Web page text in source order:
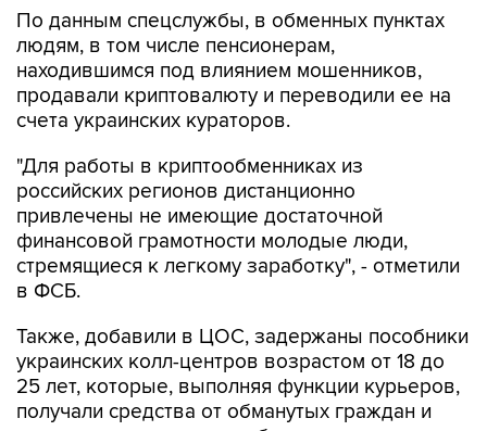
находившимся под влиянием мошенников,
продавали криптовалюту и переводили ее на
счета украинских кураторов.
"Для работы в криптообменниках из
привлечены не имеющие достаточной
финансовой грамотности молодые люди,
стремящиеся к легкому заработку", - отметили
в ФСБ.
Также, добавили в ЦОС, задержаны пособники
25 лет, которые, выполняя функции курьеров,
получали средства от обманутых граждан и
передавали их в криптообменники для
дальнейшего направления на Украину.